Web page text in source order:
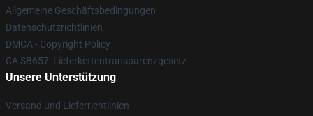
Allgemeine Geschäftsbedingungen
Datenschutzrichtlinien
DMCA - Copyright Policy
CA SB657: Lieferkettentransparenzgesetz
Unsere Unterstützung
Versand und Lieferrichtlinien